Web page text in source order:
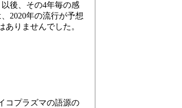
後、その4年毎の感
2020年の流行が予想
りませんでした。
コプラズマの語源の